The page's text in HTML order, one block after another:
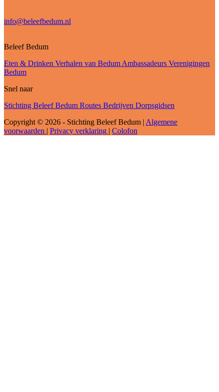
info@beleefbedum.nl
Beleef Bedum
Eten & Drinken Verhalen van Bedum Ambassadeurs Verenigingen
Bedum
Snel naar
Stichting Beleef Bedum Routes Bedrijven Dorpsgidsen
Copyright © 2026 - Stichting Beleef Bedum | Algemene
voorwaarden | Privacy verklaring | Colofon